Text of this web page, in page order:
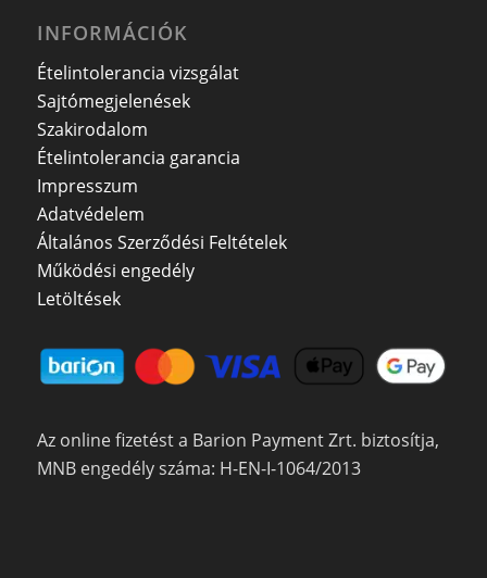
INFORMÁCIÓK
Ételintolerancia vizsgálat
Sajtómegjelenések
Szakirodalom
Ételintolerancia garancia
Impresszum
Adatvédelem
Általános Szerződési Feltételek
Működési engedély
Letöltések
Az online fizetést a Barion Payment Zrt. biztosítja,
MNB engedély száma: H-EN-I-1064/2013